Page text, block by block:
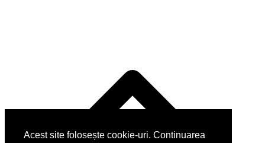
Acest site folosește cookie-uri. Continuarea